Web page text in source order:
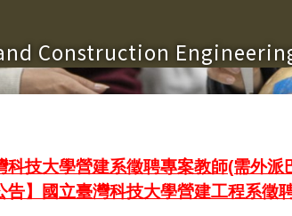
Construction
科技大學營建系徵聘專案教師(需外派
告】國立臺灣科技大學營建工程系徵